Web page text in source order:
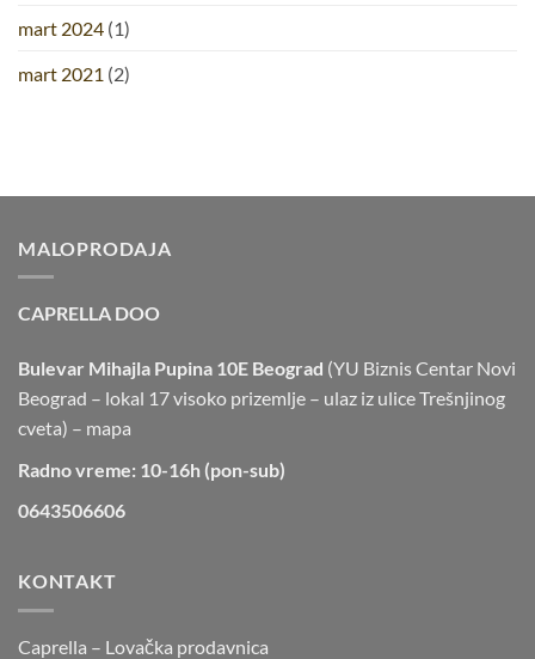
mart 2024 (1)
mart 2021 (2)
MALOPRODAJA
CAPRELLA DOO
Bulevar Mihajla Pupina 10E Beograd (YU Biznis Centar Novi
Beograd – lokal 17 visoko prizemlje – ulaz iz ulice Trešnjinog
cveta) – mapa
Radno vreme: 10-16h (pon-sub)
0643506606
KONTAKT
Caprella – Lovačka prodavnica